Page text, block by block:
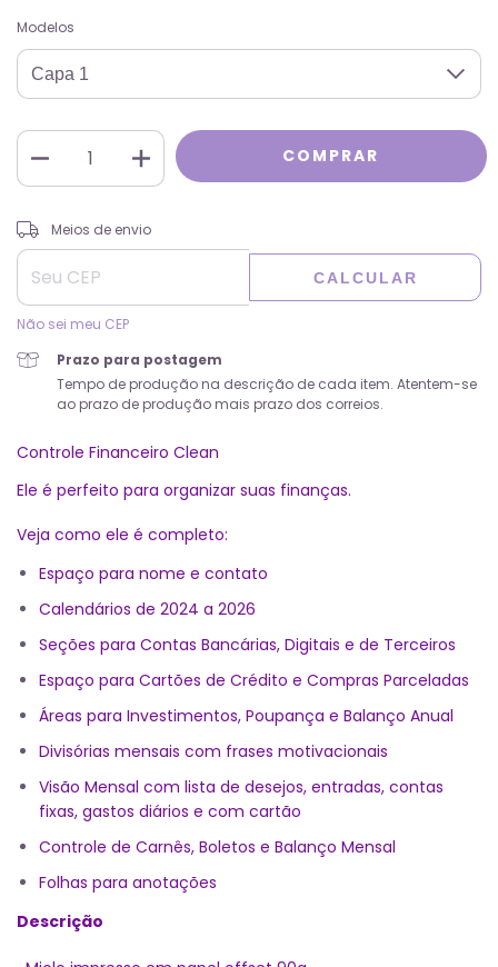
Modelos
Entregas para o CEP:
Meios de envio
CALCULAR
Não sei meu CEP
Prazo para postagem
Tempo de produção na descrição de cada item. Atentem-se
ao prazo de produção mais prazo dos correios.
Controle Financeiro Clean
Ele é perfeito para organizar suas finanças.
Veja como ele é completo:
Espaço para nome e contato
Calendários de 2024 a 2026
Seções para Contas Bancárias, Digitais e de Terceiros
Espaço para Cartões de Crédito e Compras Parceladas
Áreas para Investimentos, Poupança e Balanço Anual
Divisórias mensais com frases motivacionais
Visão Mensal com lista de desejos, entradas, contas
fixas, gastos diários e com cartão
Controle de Carnês, Boletos e Balanço Mensal
Folhas para anotações
Descrição